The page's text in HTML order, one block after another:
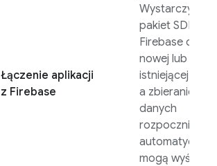
Łączenie aplikacji
z Firebase
Wystarczy
pakiet SDK
Firebase do z
nowej lub
istniejącej
a zbieranie
danych
rozpocznie się
mogą